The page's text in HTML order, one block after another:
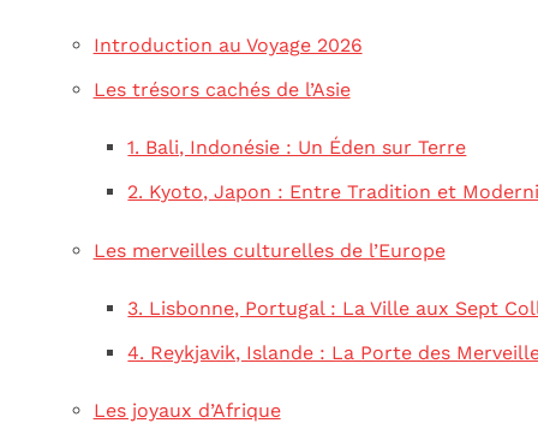
Introduction au Voyage 2026
Les trésors cachés de l’Asie
1. Bali, Indonésie : Un Éden sur Terre
2. Kyoto, Japon : Entre Tradition et
Les merveilles culturelles de l’Europe
3. Lisbonne, Portugal : La Ville aux Sept
4. Reykjavik, Islande : La Porte des
Les joyaux d’Afrique